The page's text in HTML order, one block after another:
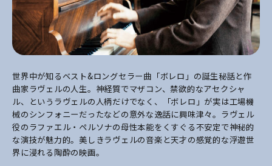
世界中が知るベスト&ロングセラー曲「ボレロ」の誕生秘話と作
曲家ラヴェルの人生。神経質でマザコン、禁欲的なアセクシャ
ル、というラヴェルの人柄だけでなく、「ボレロ」が実は工場機
械のシンフォニーだったなどの意外な逸話に興味津々。ラヴェル
役のラファエル・ペルソナの母性本能をくすぐる不安定で神秘的
な演技が魅力的。美しきラヴェルの音楽と天才の感覚的な浮遊世
界に浸れる陶酔の映画。